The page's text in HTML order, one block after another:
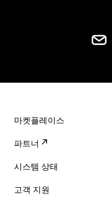
마켓플레이스
파트너
시스템 상태
고객 지원